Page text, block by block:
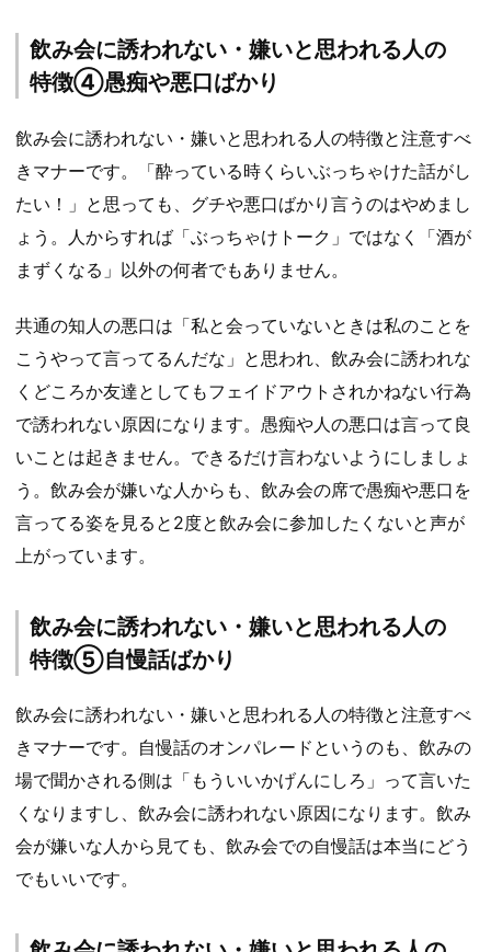
飲み会に誘われない・嫌いと思われる人の
特徴④愚痴や悪口ばかり
飲み会に誘われない・嫌いと思われる人の特徴と注意すべ
きマナーです。「酔っている時くらいぶっちゃけた話がし
たい！」と思っても、グチや悪口ばかり言うのはやめまし
ょう。人からすれば「ぶっちゃけトーク」ではなく「酒が
まずくなる」以外の何者でもありません。
共通の知人の悪口は「私と会っていないときは私のことを
こうやって言ってるんだな」と思われ、飲み会に誘われな
くどころか友達としてもフェイドアウトされかねない行為
で誘われない原因になります。愚痴や人の悪口は言って良
いことは起きません。できるだけ言わないようにしましょ
う。飲み会が嫌いな人からも、飲み会の席で愚痴や悪口を
言ってる姿を見ると2度と飲み会に参加したくないと声が
上がっています。
飲み会に誘われない・嫌いと思われる人の
特徴⑤自慢話ばかり
飲み会に誘われない・嫌いと思われる人の特徴と注意すべ
きマナーです。自慢話のオンパレードというのも、飲みの
場で聞かされる側は「もういいかげんにしろ」って言いた
くなりますし、飲み会に誘われない原因になります。飲み
会が嫌いな人から見ても、飲み会での自慢話は本当にどう
でもいいです。